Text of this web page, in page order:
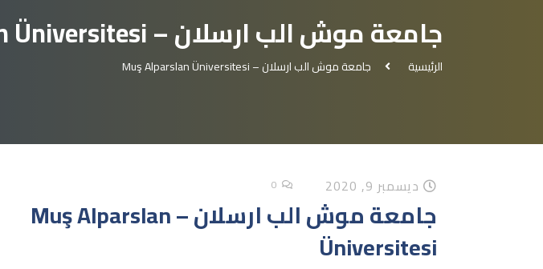
جامعة موش الب ارسلان – Muş Alparslan Üniversitesi
الرئيسية جامعة موش الب ارسلان – Muş Alparslan Üniversitesi
ديسمبر 9, 2020 0
جامعة موش الب ارسلان – Muş Alparslan
Üniversitesi